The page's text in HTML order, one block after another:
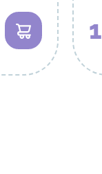
В кошик